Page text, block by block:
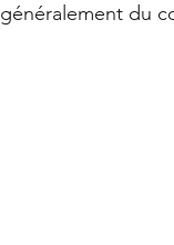
généralement du